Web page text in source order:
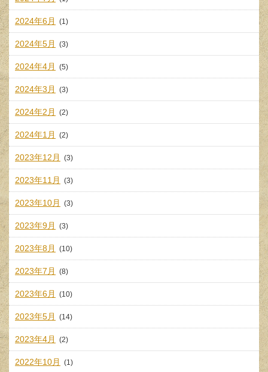
2024年6月 (1)
2024年5月 (3)
2024年4月 (5)
2024年3月 (3)
2024年2月 (2)
2024年1月 (2)
2023年12月 (3)
2023年11月 (3)
2023年10月 (3)
2023年9月 (3)
2023年8月 (10)
2023年7月 (8)
2023年6月 (10)
2023年5月 (14)
2023年4月 (2)
2022年10月 (1)